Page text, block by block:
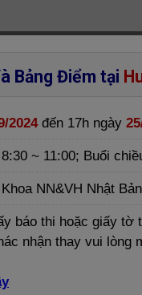
Bảng Điểm tại
2024 đến 17h ngày
~ 11:00; Buổi
NN&VH Nhật
báo thi hoặc giấy tờ
nhận thay vui lòng